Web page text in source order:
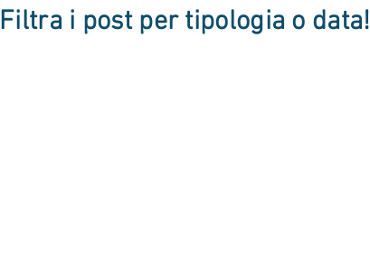
Filtra i post per tipologia o data!